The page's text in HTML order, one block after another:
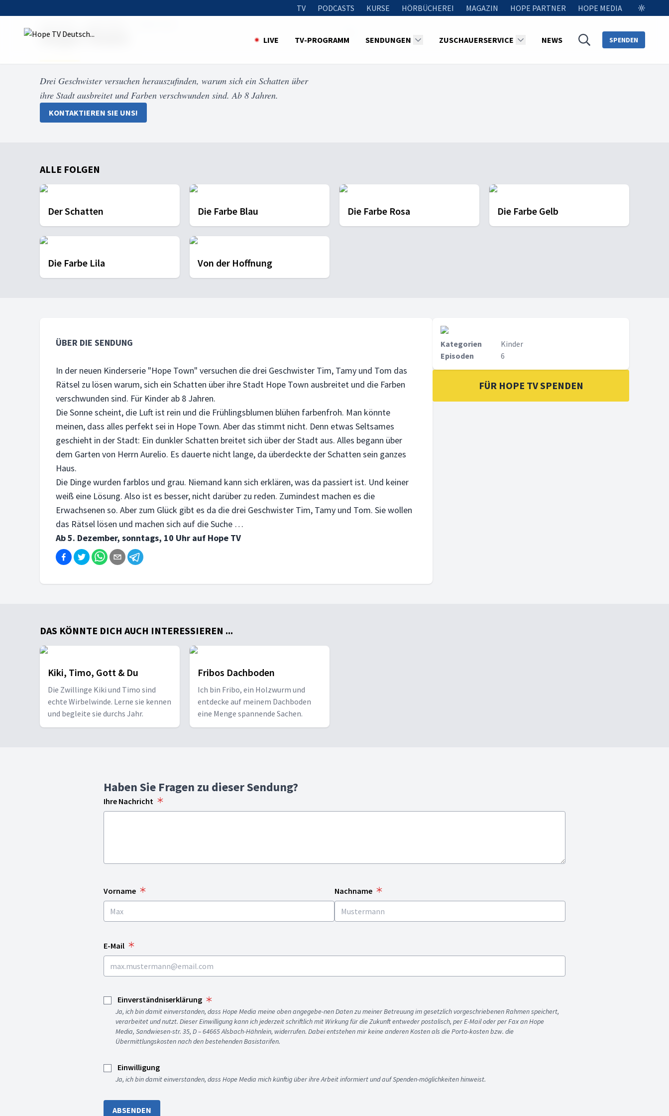
TV PODCASTS KURSE HÖRBÜCHEREI MAGAZIN HOPE PARTNER HOPE MEDIA
LIVE TV-PROGRAMM SENDUNGEN ZUSCHAUERSERVICE NEWS SPENDEN
Hope Town
Drei Geschwister versuchen herauszufinden, warum sich ein Schatten über
ihre Stadt ausbreitet und Farben verschwunden sind. Ab 8 Jahren.
KONTAKTIEREN SIE UNS!
ALLE FOLGEN
Der Schatten Die Farbe Blau Die Farbe Rosa Die Farbe Gelb
Die Farbe Lila Von der Hoffnung
ÜBER DIE SENDUNG
In der neuen Kinderserie "Hope Town" versuchen die drei Geschwister Tim, Tamy und Tom das
Rätsel zu lösen warum, sich ein Schatten über ihre Stadt Hope Town ausbreitet und die Farben
verschwunden sind. Für Kinder ab 8 Jahren.
Die Sonne scheint, die Luft ist rein und die Frühlingsblumen blühen farbenfroh. Man könnte
meinen, dass alles perfekt sei in Hope Town. Aber das stimmt nicht. Denn etwas Seltsames
geschieht in der Stadt: Ein dunkler Schatten breitet sich über der Stadt aus. Alles begann über
dem Garten von Herrn Aurelio. Es dauerte nicht lange, da überdeckte der Schatten sein ganzes
Haus.
Die Dinge wurden farblos und grau. Niemand kann sich erklären, was da passiert ist. Und keiner
weiß eine Lösung. Also ist es besser, nicht darüber zu reden. Zumindest machen es die
Erwachsenen so. Aber zum Glück gibt es da die drei Geschwister Tim, Tamy und Tom. Sie wollen
das Rätsel lösen und machen sich auf die Suche …
Ab 5. Dezember, sonntags, 10 Uhr auf Hope TV
Kategorien
Kinder
Episoden
6
FÜR HOPE TV SPENDEN
DAS KÖNNTE DICH AUCH INTERESSIEREN ...
Kiki, Timo, Gott & Du
Die Zwillinge Kiki und Timo sind
echte Wirbelwinde. Lerne sie kennen
und begleite sie durchs Jahr.
Fribos Dachboden
Ich bin Fribo, ein Holzwurm und
entdecke auf meinem Dachboden
eine Menge spannende Sachen.
Haben Sie Fragen zu dieser Sendung?
Ihre Nachricht
Vorname Nachname
E-Mail
Einverständniserklärung
Ja, ich bin damit einverstanden, dass Hope Media meine oben angegebe-nen Daten zu meiner Betreuung im gesetzlich vorgeschriebenen Rahmen speichert,
verarbeitet und nutzt. Dieser Einwilligung kann ich jederzeit schriftlich mit Wirkung für die Zukunft entweder postalisch, per E-Mail oder per Fax an Hope
Media, Sandwiesen-str. 35, D – 64665 Alsbach-Hähnlein, widerrufen. Dabei entstehen mir keine anderen Kosten als die Porto-kosten bzw. die
Übermittlungskosten nach den bestehenden Basistarifen.
Einwilligung
Ja, ich bin damit einverstanden, dass Hope Media mich künftig über ihre Arbeit informiert und auf Spenden-möglichkeiten hinweist.
ABSENDEN